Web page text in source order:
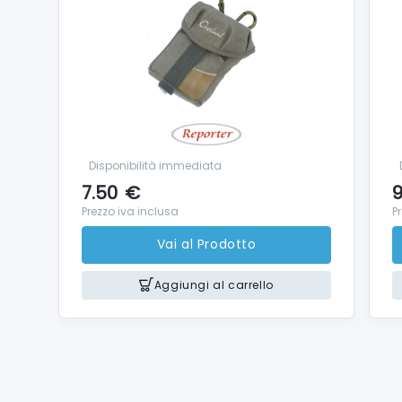
Disponibilità immediata
7.50 €
Prezzo iva inclusa
Vai al Prodotto
Aggiungi al carrello